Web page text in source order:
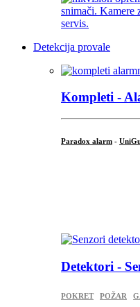
Detekcija provale
Kompleti -
Paradox alarm -
Detektori -
POKRET POŽAR